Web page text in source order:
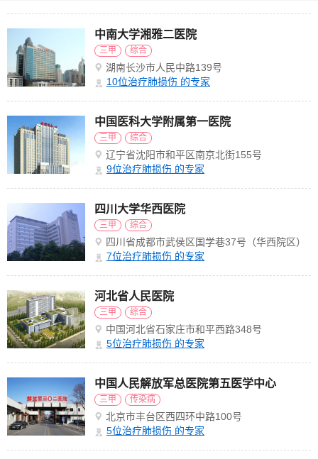
中南大学湘雅二医院
三甲 综合
湖南长沙市人民中路139号
10位治疗肺损伤 的专家
中国医科大学附属第一医院
三甲 综合
辽宁省沈阳市和平区南京北街155号
9位治疗肺损伤 的专家
四川大学华西医院
三甲 综合
四川省成都市武侯区国学巷37号（华西院区）
7位治疗肺损伤 的专家
河北省人民医院
三甲 综合
中国河北省石家庄市和平西路348号
5位治疗肺损伤 的专家
中国人民解放军总医院第五医学中心
三甲 传染病
北京市丰台区西四环中路100号
5位治疗肺损伤 的专家